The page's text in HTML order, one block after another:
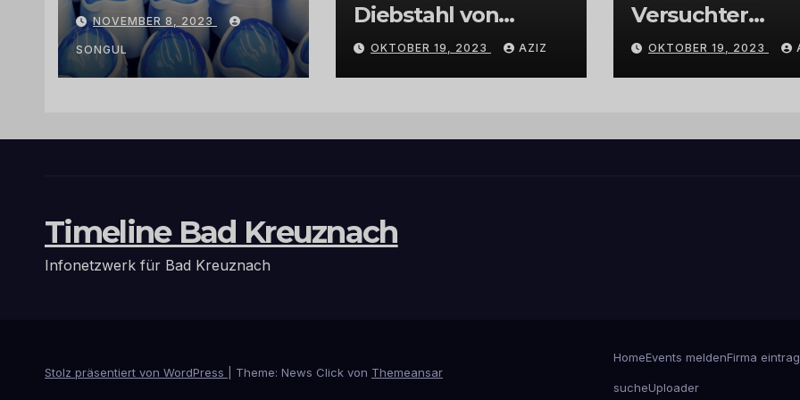
Exklusivität:
Arganöl,
Kaktusfeigenkernöl
und
vertrauenswürdige
NOVEMBER 8, 2023
SONGUL
Diebstahl von
Grabschmuck
OKTOBER 19, 2023 AZIZ
Versuchter
Einbruch im
Gewerbegebiet
Wittlich
OKTOBER 19, 2023
Timeline Bad Kreuznach
Infonetzwerk für Bad Kreuznach
Stolz präsentiert von WordPress Theme: News Click von Themeansar
HomeEvents meldenFirma
sucheUploader